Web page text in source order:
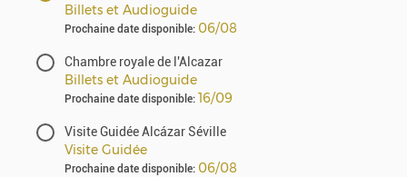
Billets et Audioguide
Prochaine date disponible: 06/08
Chambre royale de l'Alcazar
Billets et Audioguide
Prochaine date disponible: 16/09
Visite Guidée Alcázar Séville
Visite Guidée
Prochaine date disponible: 06/08